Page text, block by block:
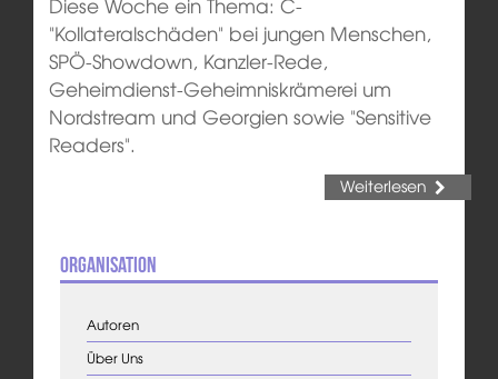
"Kollateralschäden" bei jungen Menschen,
SPÖ-Showdown, Kanzler-Rede,
Geheimdienst-Geheimniskrämerei um
Nordstream und Georgien sowie "Sensitive
Readers".
Weiterlesen
Organisation
Autoren
Über Uns